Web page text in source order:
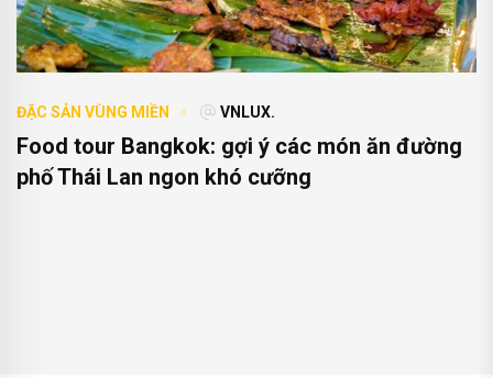
ĐẶC SẢN VÙNG MIỀN VNLUX.
Food tour Bangkok: gợi ý các món ăn đường
phố Thái Lan ngon khó cưỡng